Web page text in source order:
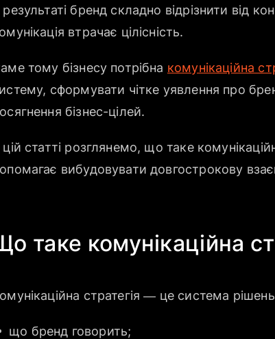
бренд складно відрізнити від
втрачає цілісність.
тому бізнесу потрібна комунікаційна
сформувати чітке уявлення про
бізнес-цілей.
статті розглянемо, що таке
вибудовувати довгострокову
таке комунікаційна
стратегія — це система
що бренд говорить;